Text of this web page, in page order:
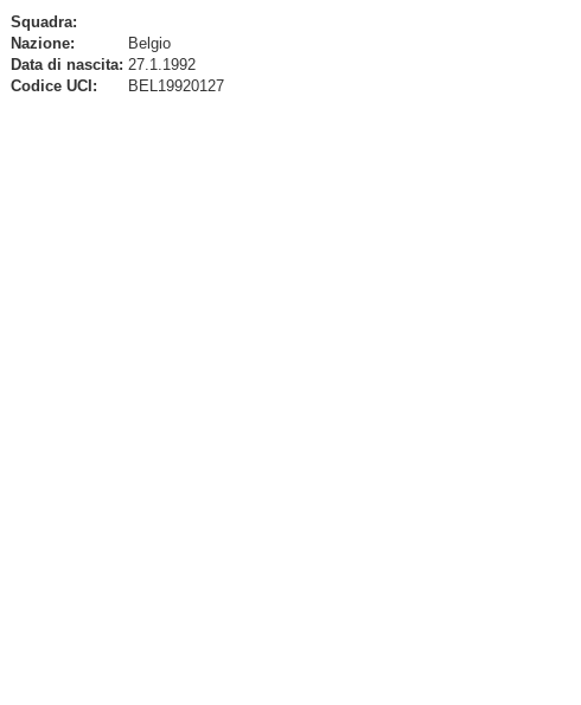
Squadra:
Nazione:
Belgio
Data di nascita: 27.1.1992
Codice UCI:
BEL19920127